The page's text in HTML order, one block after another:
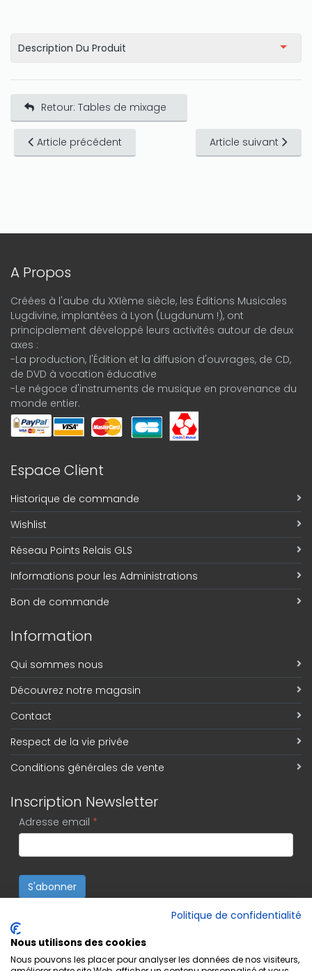
Description Du Produit
Retour: Tables de mixage
Article précédent Article suivant
A Propos
Créées à l'aube du XXIème siècle, les Éditions Musicales
Lugdivine, implantées à Lyon (Lugdunum !), ont
principalement développé leurs activités autour de deux
axes :
-La production, l'Édition et la diffusion d'ouvrages, de CD,
de DVD à vocation éducative
-Le négoce d'instruments de musique en provenance du
monde entier.
Espace Client
Historique de commande
Wishlist
Réseau Points Relais GLS
Informations pour les Administrations
Bon de commande
Information
Qui sommes nous
Découvrez notre magasin
Contact
Respect de la vie privée
Conditions générales de vente
Inscription Newsletter
Adresse email *
S'abonner
Politique de confidentialité
Nous utilisons des cookies
Nous pouvons les placer pour analyser les données de nos visiteurs,